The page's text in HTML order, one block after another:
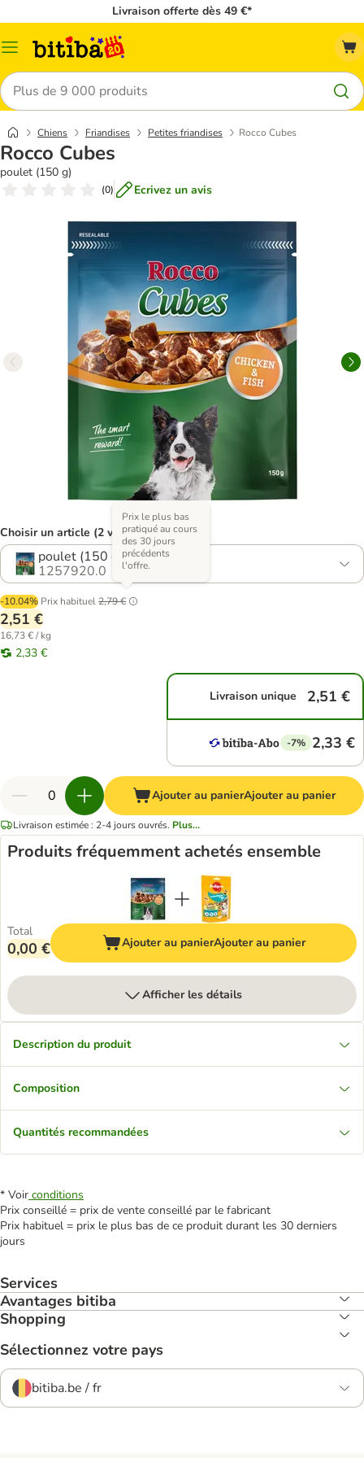
Livraison offerte dès 49 €*
Menu
Rechercher
Chiens Friandises Petites friandises Rocco Cubes
Rocco Cubes
poulet (150 g)
(0) Ecrivez un avis
Choisir un article (2 variantes)
poulet (150 g)
1257920.0
-10.04% Prix habituel2,79 €
Prix le plus bas
pratiqué au cours
des 30 jours
précédents
l'offre.
2,51 €
16,73 € / kg
2,33 €
Livraison unique 2,51 €
-7% 2,33 €
Ajouter au panierAjouter au panier
Livraison estimée : 2-4 jours ouvrés. Plus...
Produits fréquemment achetés ensemble
Total
0,00 € Ajouter au panierAjouter au panier
Afficher les détails
Description du produit
Composition
Quantités recommandées
* Voir conditions
Prix conseillé = prix de vente conseillé par le fabricant
Prix habituel = prix le plus bas de ce produit durant les 30 derniers
jours
Services
Avantages bitiba
Shopping
Sélectionnez votre pays
bitiba.be / fr